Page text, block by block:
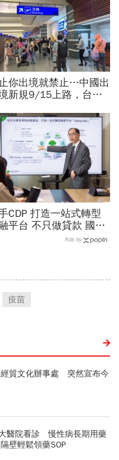
你出境就禁止…中國出
新規9/15上路，台灣
業特別注意：前例在這
打造一站式轉型
不只做貸款 國泰
華化身減碳顧問Ads by
疫苗
貿文化辦事處 突然宣布今
醫院看診 慢性病長期用藥
壁輕鬆領藥SOP